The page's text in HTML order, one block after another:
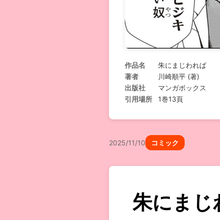
作品名
朱にまじわれば
著者
川崎順平 (著)
出版社
マンガボックス
引用場所
1巻13頁
2025/11/10 コミック
朱にまじ